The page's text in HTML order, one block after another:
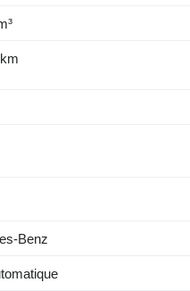
Benz